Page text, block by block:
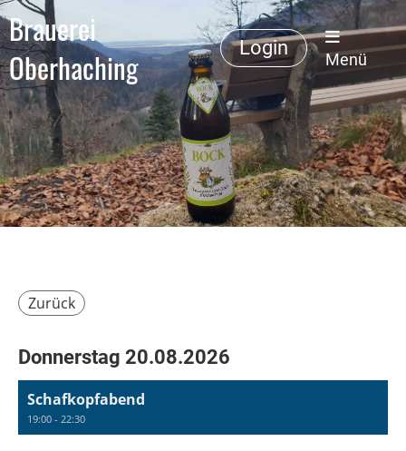
Brauerei
Oberhaching
Login
Menü
Zurück
Donnerstag 20.08.2026
Schafkopfabend
19:00 - 22:30